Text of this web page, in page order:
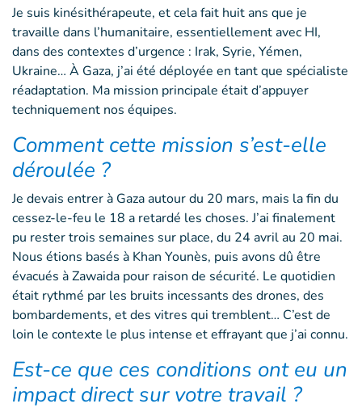
Je suis kinésithérapeute, et cela fait huit ans que je
travaille dans l’humanitaire, essentiellement avec HI,
dans des contextes d’urgence : Irak, Syrie, Yémen,
Ukraine… À Gaza, j’ai été déployée en tant que spécialiste
réadaptation. Ma mission principale était d’appuyer
techniquement nos équipes.
Comment cette mission s’est-elle
déroulée ?
Je devais entrer à Gaza autour du 20 mars, mais la fin du
cessez-le-feu le 18 a retardé les choses. J’ai finalement
pu rester trois semaines sur place, du 24 avril au 20 mai.
Nous étions basés à Khan Younès, puis avons dû être
évacués à Zawaida pour raison de sécurité. Le quotidien
était rythmé par les bruits incessants des drones, des
bombardements, et des vitres qui tremblent… C’est de
loin le contexte le plus intense et effrayant que j’ai connu.
Est-ce que ces conditions ont eu un
impact direct sur votre travail ?